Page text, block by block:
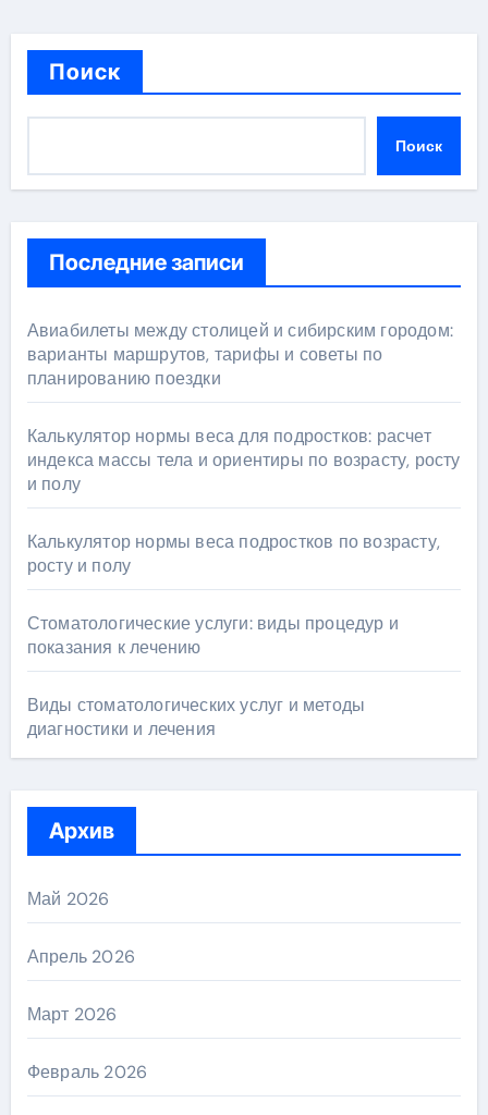
Поиск
Поиск
Последние записи
Авиабилеты между столицей и сибирским городом:
варианты маршрутов, тарифы и советы по
планированию поездки
Калькулятор нормы веса для подростков: расчет
индекса массы тела и ориентиры по возрасту, росту
и полу
Калькулятор нормы веса подростков по возрасту,
росту и полу
Стоматологические услуги: виды процедур и
показания к лечению
Виды стоматологических услуг и методы
диагностики и лечения
Архив
Май 2026
Апрель 2026
Март 2026
Февраль 2026